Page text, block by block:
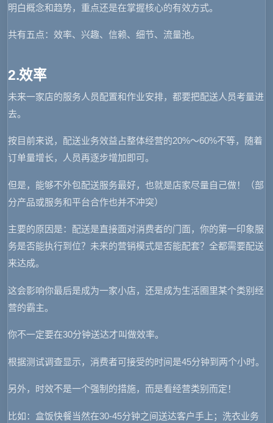
明白概念和趋势，重点还是在掌握核心的有效方式。
共有五点：效率、兴趣、信赖、细节、流量池。
2.效率
未来一家店的服务人员配置和作业安排，都要把配送人员考量进
去。
按目前来说，配送业务效益占整体经营的20%～60%不等，随着
订单量增长，人员再逐步增加即可。
但是，能够不外包配送服务最好，也就是店家尽量自己做！（部
分产品或服务和平台合作也并不冲突）
主要的原因是： 配送是直接面对消费者的门面，你的第一印象服
务是否能执行到位？未来的营销模式是否能配套？全都需要配送
来达成。
这会影响你最后是成为一家小店，还是成为生活圈里某个类别经
营的霸主。
你不一定要在30分钟送达才叫做效率。
根据测试调查显示，消费者可接受的时间是45分钟到两个小时。
另外，时效不是一个强制的措施，而是看经营类别而定！
比如：盒饭快餐当然在30-45分钟之间送达客户手上；洗衣业务